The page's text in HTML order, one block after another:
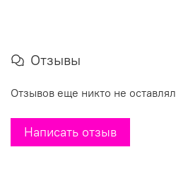
Отзывы
Отзывов еще никто не оставлял
Написать отзыв